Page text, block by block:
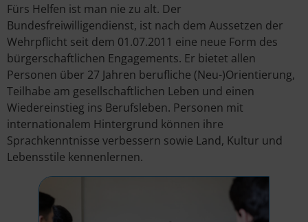
Fürs Helfen ist man nie zu alt. Der
Bundesfreiwilligendienst, ist nach dem Aussetzen der
Wehrpflicht seit dem 01.07.2011 eine neue Form des
bürgerschaftlichen Engagements. Er bietet allen
Personen über 27 Jahren berufliche (Neu-)Orientierung,
Teilhabe am gesellschaftlichen Leben und einen
Wiedereinstieg ins Berufsleben. Personen mit
internationalem Hintergrund können ihre
Sprachkenntnisse verbessern sowie Land, Kultur und
Lebensstile kennenlernen.